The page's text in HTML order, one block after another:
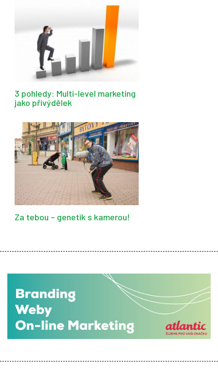
3 pohledy: Multi-level marketing
jako přivýdělek
Za tebou – genetik s kamerou!